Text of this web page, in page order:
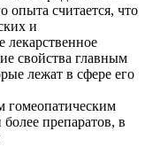
опыта считается, что
и
лекарственное
свойства главным
лежат в сфере его
гомеопатическим
препаратов, в